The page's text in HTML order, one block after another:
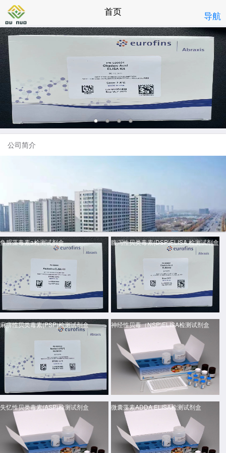
首页 导航
公司简介
鱼腥藻毒素a检测试剂盒 腹泻性贝类毒素(DSP)ELISA 检测试剂盒
麻痹性贝类毒素(PSP)检测试剂盒 神经性贝毒（NSP)ELISA检测试剂盒
失忆性贝类毒素(ASP)检测试剂盒 微囊藻素ADDA ELISA检测试剂盒